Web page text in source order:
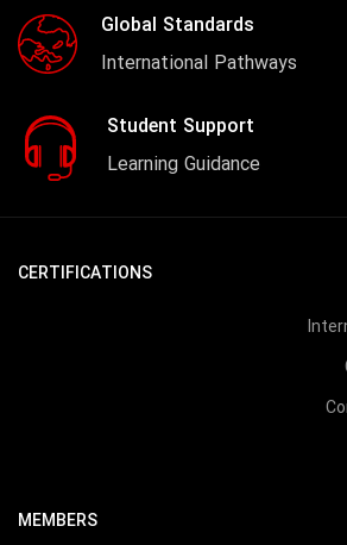
Global Standards
International Pathways
Student Support
Learning Guidance
CERTIFICATIONS
MEMBERS